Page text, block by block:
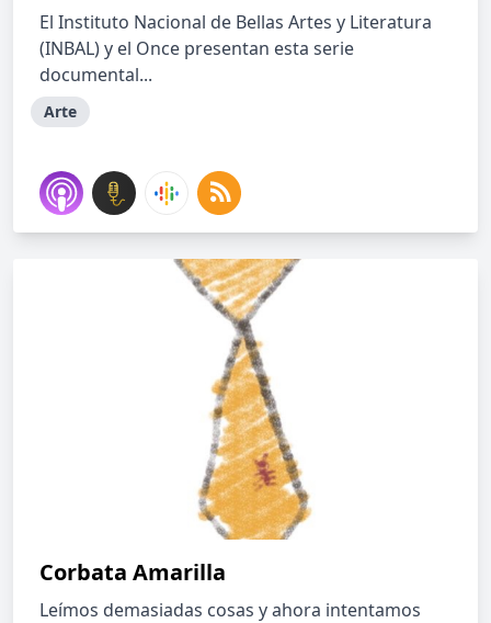
El Instituto Nacional de Bellas Artes y Literatura
(INBAL) y el Once presentan esta serie
documental...
Arte
Corbata Amarilla
Leímos demasiadas cosas y ahora intentamos